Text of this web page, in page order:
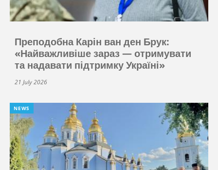
Преподобна Карін ван ден Брук:
«Найважливіше зараз — отримувати
та надавати підтримку Україні»
21 July 2026
NEWS